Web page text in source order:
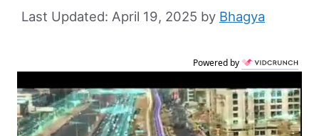
April 19, 2025 by Bhagya
Powered by